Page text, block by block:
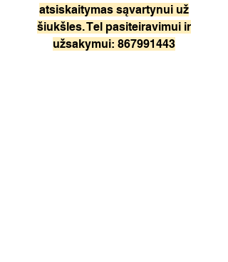
atsiskaitymas sąvartynui už
šiukšles. Tel pasiteiravimui ir
užsakymui: 867991443